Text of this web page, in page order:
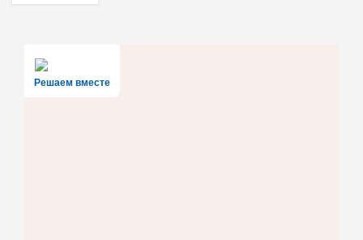
Решаем вместе